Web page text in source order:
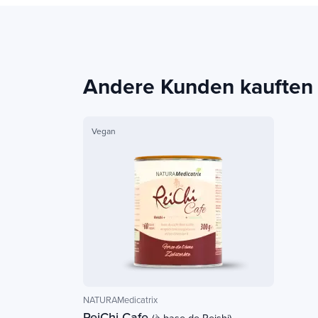
Andere Kunden
Vegan
NATURAMedicatrix